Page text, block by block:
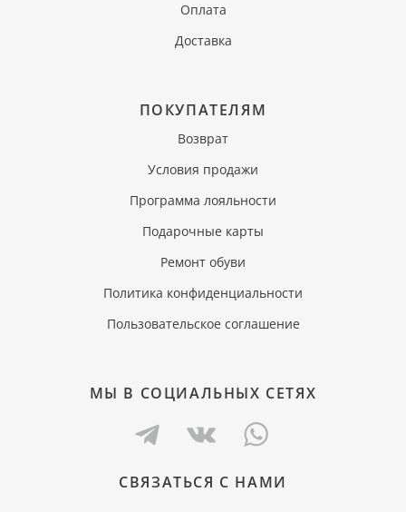
Оплата
Доставка
ПОКУПАТЕЛЯМ
Возврат
Условия продажи
Программа лояльности
Подарочные карты
Ремонт обуви
Политика конфиденциальности
Пользовательское соглашение
МЫ В СОЦИАЛЬНЫХ СЕТЯХ
СВЯЗАТЬСЯ С НАМИ